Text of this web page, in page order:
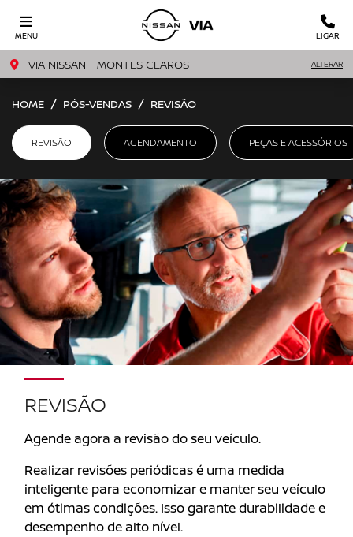
MENU LIGAR
VIA NISSAN - MONTES CLAROS ALTERAR
HOME PÓS-VENDAS REVISÃO
AGENDAMENTO
REVISÃO PEÇAS E ACESSÓRIOS
REVISÃO
Agende agora a revisão do seu veículo.
Realizar revisões periódicas é uma medida
inteligente para economizar e manter seu veículo
em ótimas condições. Isso garante durabilidade e
desempenho de alto nível.